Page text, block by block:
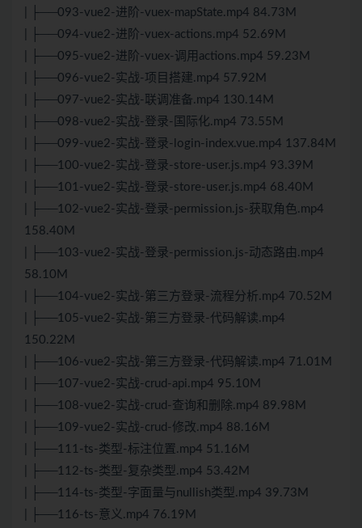
| ├──093-vue2-进阶-vuex-mapState.mp4 84.73M
| ├──094-vue2-进阶-vuex-actions.mp4 52.69M
| ├──095-vue2-进阶-vuex-调用actions.mp4 59.23M
| ├──096-vue2-实战-项目搭建.mp4 57.92M
| ├──097-vue2-实战-联调准备.mp4 130.14M
| ├──098-vue2-实战-登录-国际化.mp4 73.55M
| ├──099-vue2-实战-登录-login-index.vue.mp4 137.84M
| ├──100-vue2-实战-登录-store-user.js.mp4 93.39M
| ├──101-vue2-实战-登录-store-user.js.mp4 68.40M
| ├──102-vue2-实战-登录-permission.js-获取角色.mp4
158.40M
| ├──103-vue2-实战-登录-permission.js-动态路由.mp4
58.10M
| ├──104-vue2-实战-第三方登录-流程分析.mp4 70.52M
| ├──105-vue2-实战-第三方登录-代码解读.mp4
150.22M
| ├──106-vue2-实战-第三方登录-代码解读.mp4 71.01M
| ├──107-vue2-实战-crud-api.mp4 95.10M
| ├──108-vue2-实战-crud-查询和删除.mp4 89.98M
| ├──109-vue2-实战-crud-修改.mp4 88.16M
| ├──111-ts-类型-标注位置.mp4 51.16M
| ├──112-ts-类型-复杂类型.mp4 53.42M
| ├──114-ts-类型-字面量与nullish类型.mp4 39.73M
| ├──116-ts-意义.mp4 76.19M